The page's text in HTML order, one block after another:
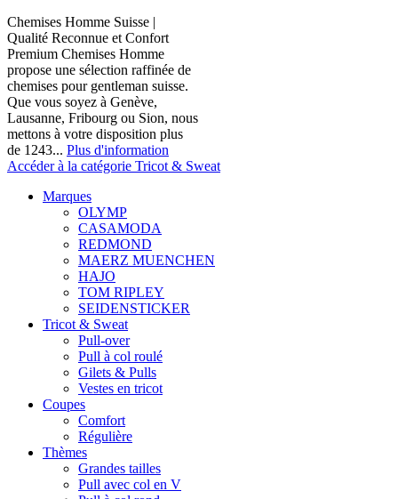
Chemises Homme Suisse |
Qualité Reconnue et Confort
Premium Chemises Homme
propose une sélection raffinée de
chemises pour gentleman suisse.
Que vous soyez à Genève,
Lausanne, Fribourg ou Sion, nous
mettons à votre disposition plus
de 1243... Plus d'information
Accéder à la catégorie Tricot & Sweat
Marques
OLYMP
CASAMODA
REDMOND
MAERZ MUENCHEN
HAJO
TOM RIPLEY
SEIDENSTICKER
Tricot & Sweat
Pull-over
Pull à col roulé
Gilets & Pulls
Vestes en tricot
Coupes
Comfort
Régulière
Thèmes
Grandes tailles
Pull avec col en V